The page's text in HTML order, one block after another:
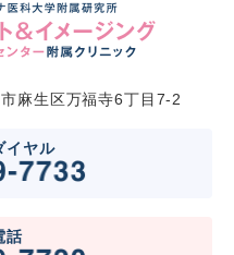
麻生区万福寺6丁目7-2
イヤル
話